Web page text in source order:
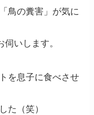
鳥の糞害」が気に
いします。
を息子に食べさせ
た（笑）